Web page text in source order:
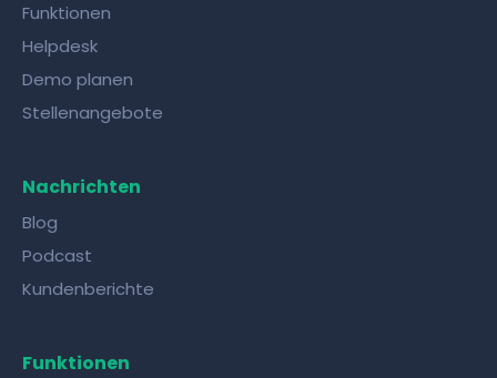
Funktionen
Helpdesk
Demo planen
Stellenangebote
Nachrichten
Blog
Podcast
Kundenberichte
Funktionen